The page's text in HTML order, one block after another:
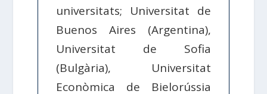
universitats; Universitat de
Buenos Aires (Argentina),
Universitat de Sofia
(Bulgària), Universitat
Econòmica de Bielorússia